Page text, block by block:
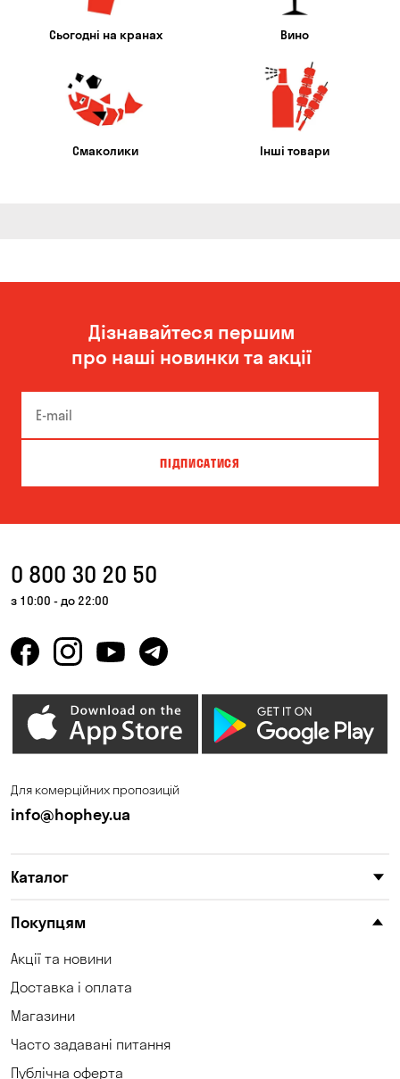
Сьогодні на кранах Вино
Смаколики Інші товари
Дізнавайтеся першим
про наші новинки та акції
ПІДПИСАТИСЯ
0 800 30 20 50
з 10:00 - до 22:00
Для комерційних пропозицій
info@hophey.ua
Каталог
Покупцям
Акції та новини
Доставка і оплата
Магазини
Часто задавані питання
Публічна оферта